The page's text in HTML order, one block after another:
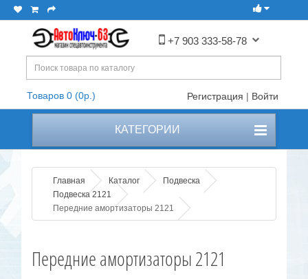
+7 903 333-58-78
Товаров 0 (0р.) Регистрация | Войти
КАТЕГОРИИ
Главная Каталог
Подвеска
Подвеска 2121
Передние амортизаторы 2121
Передние амортизаторы 2121